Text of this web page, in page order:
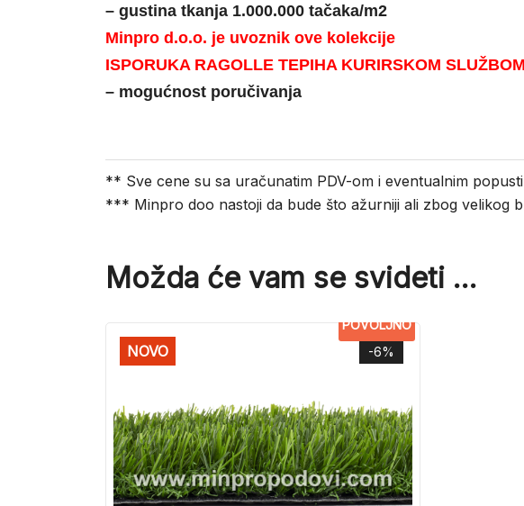
– gustina tkanja 1.000.000 tačaka/m2
Minpro d.o.o. je uvoznik ove kolekcije
ISPORUKA RAGOLLE TEPIHA KURIRSKOM
– mogućnost poručivanja
** Sve cene su sa uračunatim PDV-om i eventualnim
*** Minpro doo nastoji da bude što ažurniji ali zbog velikog
Možda će vam se svideti …
-6%
NOVO
POVOLJNO